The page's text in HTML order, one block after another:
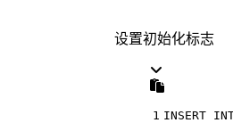
设置初始化标志
1 INSERT